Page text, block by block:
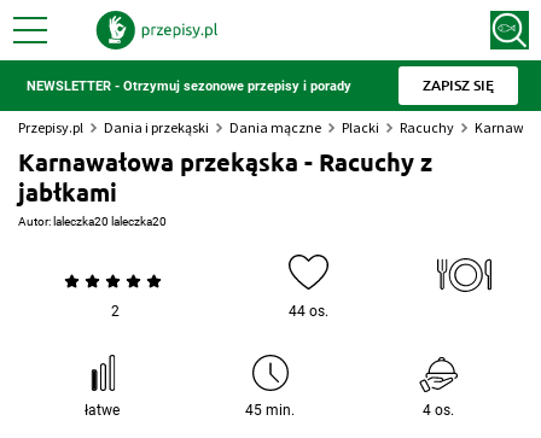
NEWSLETTER - Otrzymuj sezonowe przepisy i porady ZAPISZ SIĘ
Przepisy.pl Dania i przekąski Dania mączne Placki Racuchy
Karnawałowa przekąska - Racuchy z
jabłkami
Autor: laleczka20 laleczka20
2 44 os.
łatwe 45 min. 4 os.